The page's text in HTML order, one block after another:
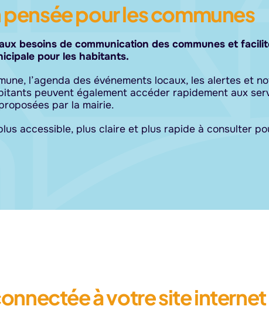
pour les communes
besoins de communication des communes et
pour les habitants.
l’agenda des événements locaux, les alertes et
peuvent également accéder rapidement aux
par la mairie.
accessible, plus claire et plus rapide à consulter
à votre site internet